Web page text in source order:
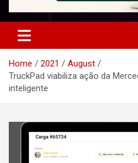
Home 2021
August
TruckPad viabiliza ação da
inteligente